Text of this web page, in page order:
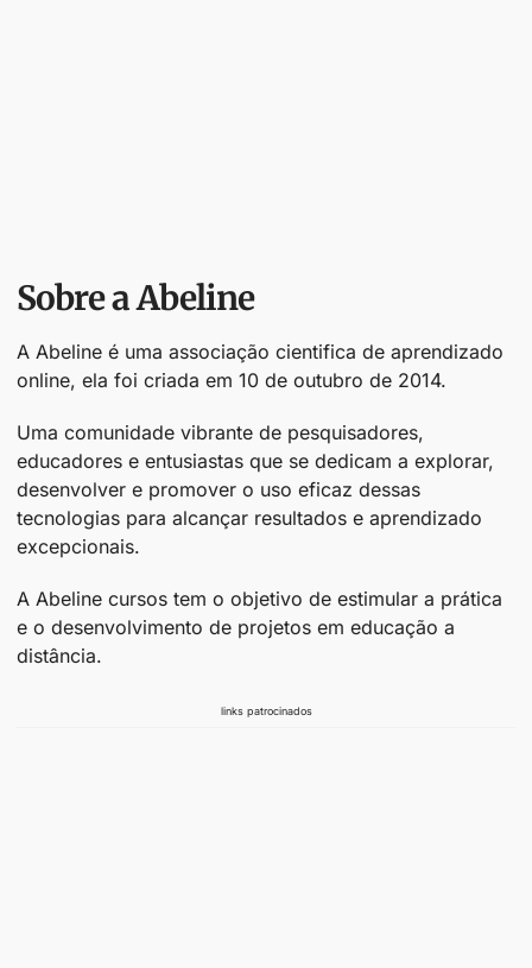
Sobre a Abeline
A Abeline é uma associação cientifica de aprendizado
online, ela foi criada em 10 de outubro de 2014.
Uma comunidade vibrante de pesquisadores,
educadores e entusiastas que se dedicam a explorar,
desenvolver e promover o uso eficaz dessas
tecnologias para alcançar resultados e aprendizado
excepcionais.
A Abeline cursos tem o objetivo de estimular a prática
e o desenvolvimento de projetos em educação a
distância.
links patrocinados